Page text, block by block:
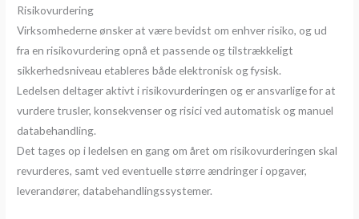
Risikovurdering
Virksomhederne ønsker at være bevidst om enhver risiko, og ud
fra en risikovurdering opnå et passende og tilstrækkeligt
sikkerhedsniveau etableres både elektronisk og fysisk.
Ledelsen deltager aktivt i risikovurderingen og er ansvarlige for at
vurdere trusler, konsekvenser og risici ved automatisk og manuel
databehandling.
Det tages op i ledelsen en gang om året om risikovurderingen skal
revurderes, samt ved eventuelle større ændringer i opgaver,
leverandører, databehandlingssystemer.